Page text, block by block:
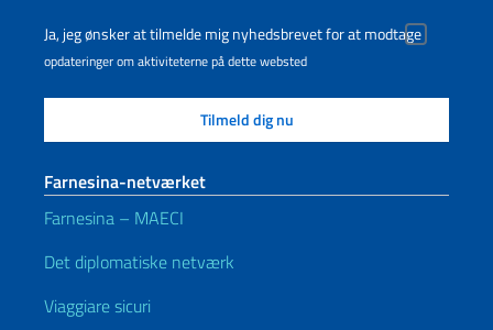
Ja, jeg ønsker at tilmelde mig nyhedsbrevet for at modtage
opdateringer om aktiviteterne på dette websted
Farnesina-netværket
Farnesina – MAECI
Det diplomatiske netværk
Viaggiare sicuri